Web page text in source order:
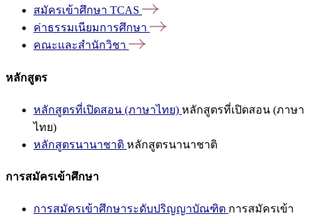
สมัครเข้าศึกษา TCAS
ค่าธรรมเนียมการศึกษา
คณะและสำนักวิชา
หลักสูตร
หลักสูตรที่เปิดสอน (ภาษาไทย) หลักสูตรที่เปิดสอน (ภาษา
ไทย)
หลักสูตรนานาชาติ หลักสูตรนานาชาติ
การสมัครเข้าศึกษา
การสมัครเข้าศึกษาระดับปริญญาบัณฑิต การสมัครเข้า